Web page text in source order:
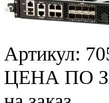
Артикул:
ЦЕНА ПО